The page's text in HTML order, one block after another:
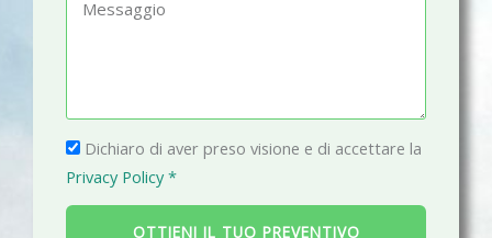
a
g
g
i
P
r
i
Dichiaro di aver preso visione e di accettare la
Privacy Policy *
OTTIENI IL TUO PREVENTIVO